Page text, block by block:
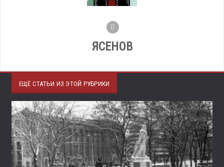
ЯСЕНОВ
ЕЩЁ СТАТЬИ ИЗ ЭТОЙ РУБРИКИ